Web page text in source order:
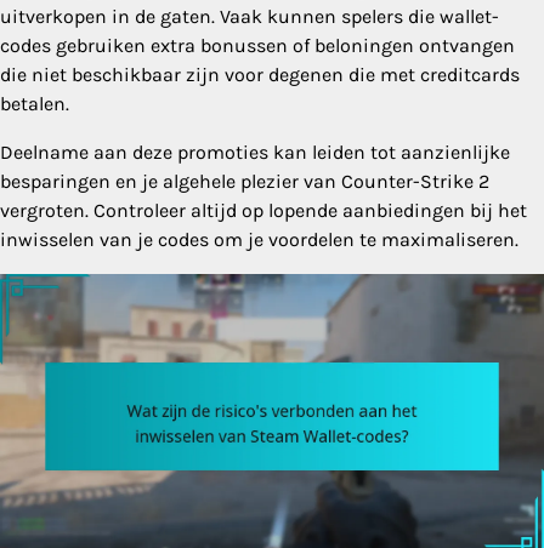
uitverkopen in de gaten. Vaak kunnen spelers die wallet-
codes gebruiken extra bonussen of beloningen ontvangen
die niet beschikbaar zijn voor degenen die met creditcards
betalen.
Deelname aan deze promoties kan leiden tot aanzienlijke
besparingen en je algehele plezier van Counter-Strike 2
vergroten. Controleer altijd op lopende aanbiedingen bij het
inwisselen van je codes om je voordelen te maximaliseren.